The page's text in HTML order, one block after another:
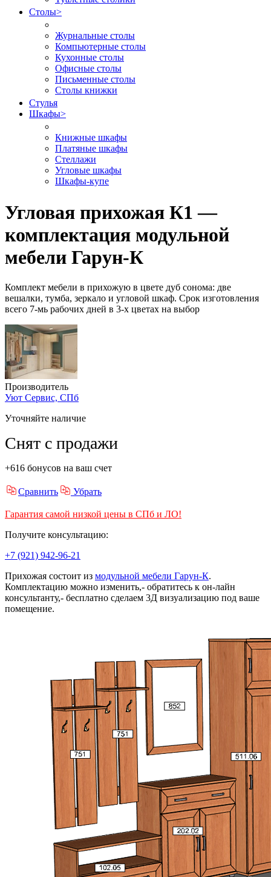
Столы>
Журнальные столы
Компьютерные столы
Кухонные столы
Офисные столы
Письменные столы
Столы книжки
Стулья
Шкафы>
Книжные шкафы
Платяные шкафы
Стеллажи
Угловые шкафы
Шкафы-купе
Угловая прихожая К1 —
комплектация модульной
мебели Гарун-К
Комплект мебели в прихожую в цвете дуб сонома: две
вешалки, тумба, зеркало и угловой шкаф. Срок изготовления
всего 7-мь рабочих дней в 3-х цветах на выбор
Производитель
Уют Сервис, СПб
Уточняйте наличие
Снят с продажи
+616 бонусов на ваш счет
Сравнить Убрать
Гарантия самой низкой цены в СПб и ЛО!
Получите консультацию:
+7 (921) 942-96-21
Прихожая состоит из модульной мебели Гарун-К.
Комплектацию можно изменить,- обратитесь к он-лайн
консультанту,- бесплатно сделаем 3Д визуализацию под ваше
помещение.